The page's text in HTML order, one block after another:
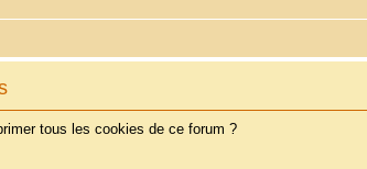
tous les cookies de ce forum ?